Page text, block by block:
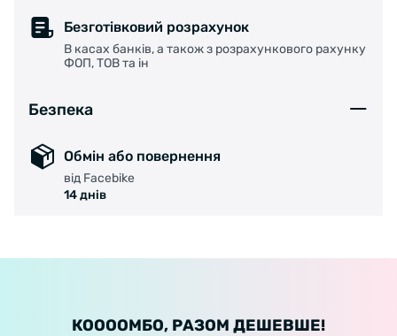
Безготівковий розрахунок
В касах банків, а також з розрахункового рахунку
ФОП, ТОВ та ін
Безпека
Обмін або повернення
від Facebike
14 днів
КООООМБО, РАЗОМ ДЕШЕВШЕ!